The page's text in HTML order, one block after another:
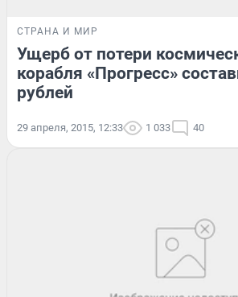
СТРАНА И МИР
Ущерб от потери
корабля «Прогресс»
рублей
29 апреля, 2015, 12:33 1 033 40